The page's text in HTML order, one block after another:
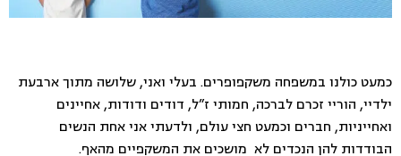
כמעט כולנו במשפחה משקפופרים. בעלי ואני, שלושה מתוך ארבעת
ילדיי, הוריי זכרם לברכה, חמותי ז”ל, דודים ודודות, אחיינים
ואחייניות, חברים וכמעט חצי עולם, ולדעתי אני אחת הנשים
הבודדות להן הנכדים לא מושכים את המשקפיים מהאף.